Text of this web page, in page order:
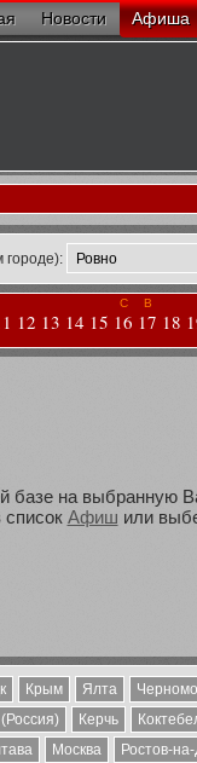
Новости Афиша
12 13 14 15
С
16
В
17 18
базе на выбранную
список Афиш или
Крым Ялта
Керчь
Москва
Ростов-